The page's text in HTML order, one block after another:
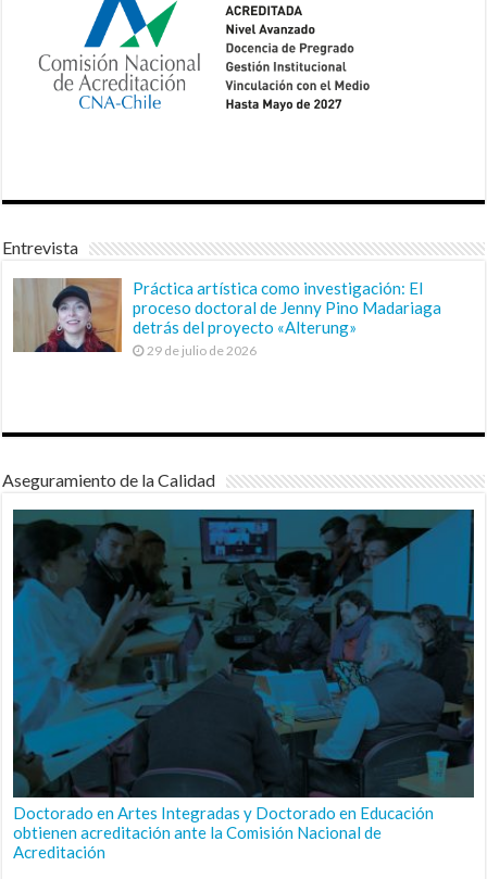
Entrevista
Práctica artística como investigación: El
proceso doctoral de Jenny Pino Madariaga
detrás del proyecto «Alterung»
29 de julio de 2026
Aseguramiento de la Calidad
Doctorado en Artes Integradas y Doctorado en Educación
obtienen acreditación ante la Comisión Nacional de
Acreditación